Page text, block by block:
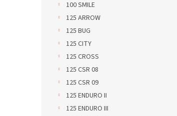
100 SMILE
125 ARROW
125 BUG
125 CITY
125 CROSS
125 CSR 08
125 CSR 09
125 ENDURO II
125 ENDURO III